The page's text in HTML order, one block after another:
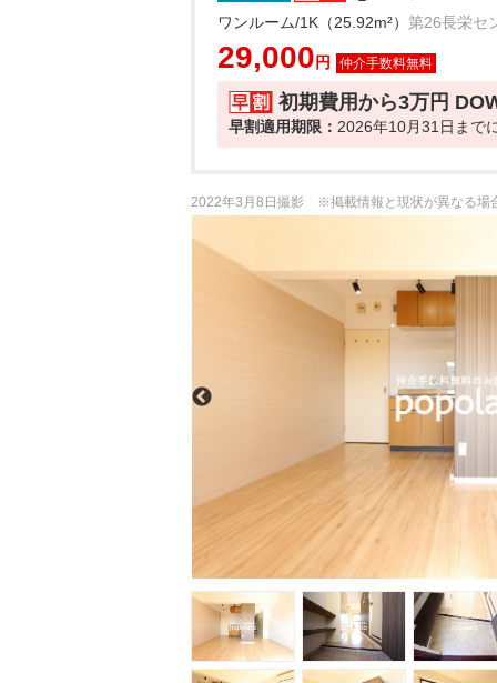
ワンルーム/1K（25.92m²） 第26長栄セ
29,000 円
初期費用から3万円
早割適用期限： 2026年10月31日まで
2022年3月8日撮影 ※掲載情報と現状が異なる場